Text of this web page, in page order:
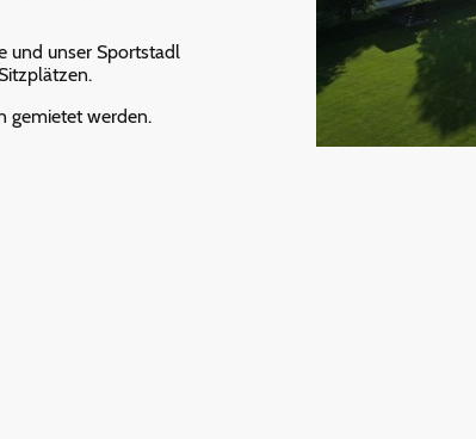
und unser Sportstadl
gemietet werden.